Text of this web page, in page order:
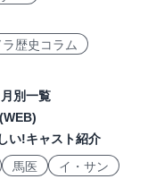
歴史コラム
別一覧
い!キャスト紹介
馬医
イ・サン